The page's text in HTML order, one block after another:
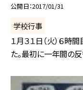
公開日 2017/01/31
学校行事
１月３１日（火）６時
た。最初に一年間の